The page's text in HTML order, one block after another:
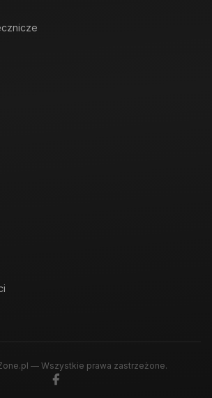
— Wszystkie prawa zastrzeżone.